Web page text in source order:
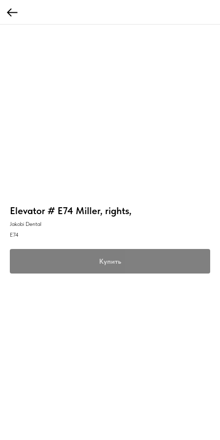
Elevator # E74 Miller, rights,
Jakobi Dental
E74
Купить